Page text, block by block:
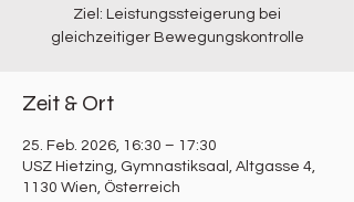
Ziel: Leistungssteigerung bei
gleichzeitiger Bewegungskontrolle
Zeit & Ort
25. Feb. 2026, 16:30 – 17:30
USZ Hietzing, Gymnastiksaal, Altgasse 4,
1130 Wien, Österreich